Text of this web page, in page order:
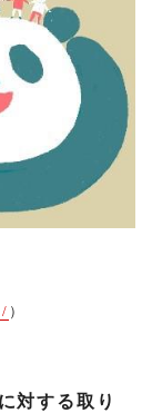
）
対する取り